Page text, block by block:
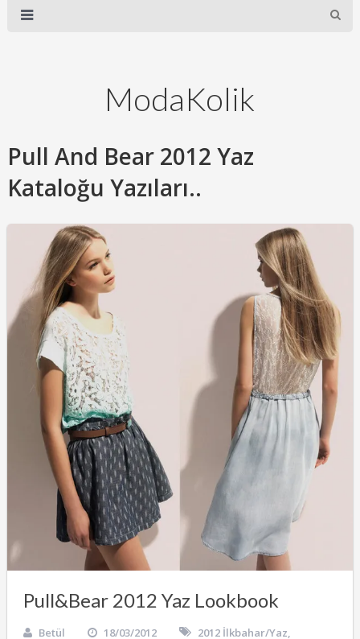
ModaKolik
Pull And Bear 2012 Yaz
Kataloğu Yazıları..
Pull&Bear 2012 Yaz Lookbook
Betül 18/03/2012 2012 İlkbahar/Yaz,